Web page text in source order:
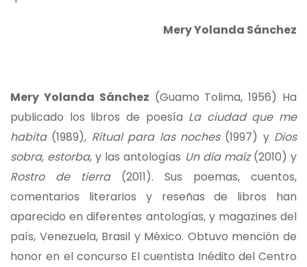
Mery Yolanda Sánchez
Mery Yolanda Sánchez (Guamo Tolima, 1956) Ha
publicado los libros de poesía La ciudad que me
habita(1989), Ritual para las noches(1997) y Dios
sobra, estorba, y las antologías Un día maíz(2010) y
Rostro de tierra(2011). Sus poemas, cuentos,
comentarios literarios y reseñas de libros han
aparecido en diferentes antologías, y magazines del
país, Venezuela, Brasil y México. Obtuvo mención de
honor en el concurso El cuentista Inédito del Centro